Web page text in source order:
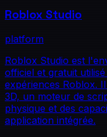
Roblox Studio
platform
Roblox Studio est
officiel et gratuit
expériences Roblox.
3D, un moteur de
physique et des
application intégrée.